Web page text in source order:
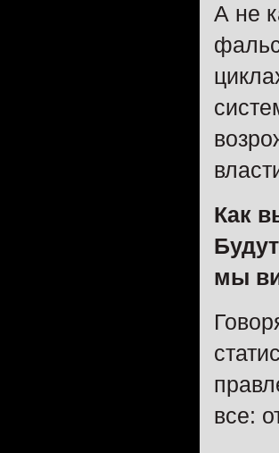
А не
Как
мы
все: